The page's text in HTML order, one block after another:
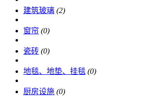
建筑玻璃 (2)
窗帘 (0)
瓷砖 (0)
地毯、地垫、挂毯 (0)
厨房设施 (0)